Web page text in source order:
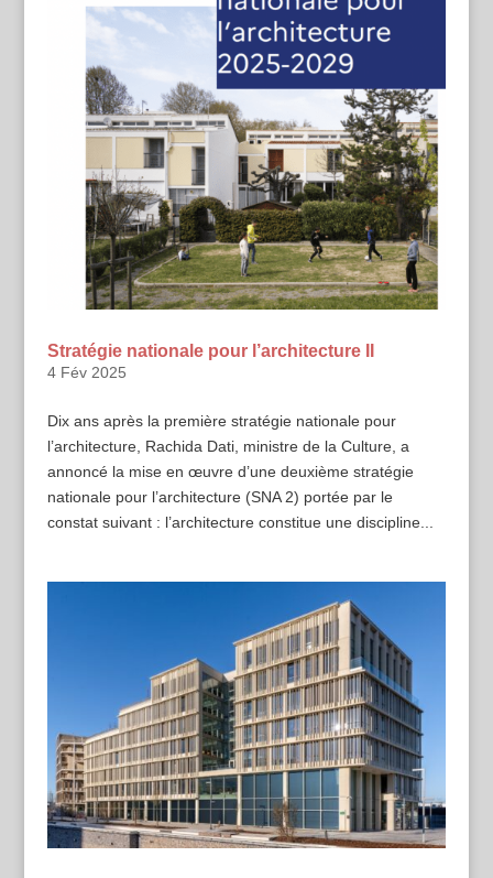
Stratégie nationale pour l’architecture II
4 Fév 2025
Dix ans après la première stratégie nationale pour
l’architecture, Rachida Dati, ministre de la Culture, a
annoncé la mise en œuvre d’une deuxième stratégie
nationale pour l’architecture (SNA 2) portée par le
constat suivant : l’architecture constitue une discipline...